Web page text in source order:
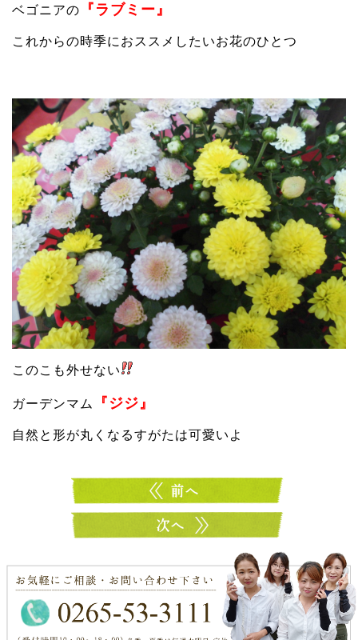
ベゴニアの 『ラブミー』
これからの時季におススメしたいお花のひとつ
このこも外せない
ガーデンマム 『ジジ』
自然と形が丸くなるすがたは可愛いよ